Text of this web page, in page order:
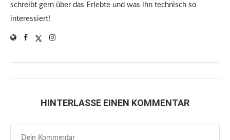
schreibt gern über das Erlebte und was ihn technisch so
interessiert!
HINTERLASSE EINEN KOMMENTAR